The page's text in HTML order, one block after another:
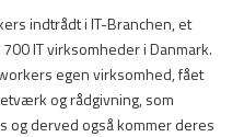
indtrådt i IT-Branchen, et
IT virksomheder i Danmark.
egen virksomhed, fået
og rådgivning, som
derved også kommer deres